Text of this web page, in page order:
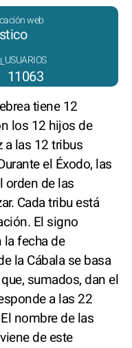
web
USUARIOS
11063
tiene 12
los 12 hijos de
a las 12 tribus
el Éxodo, las
orden de las
Cada tribu está
El signo
la fecha de
la Cábala se basa
sumados, dan el
a las 22
nombre de las
de este